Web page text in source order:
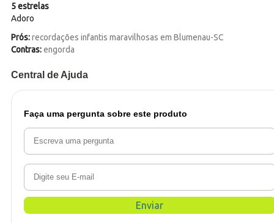
5 estrelas
Adoro
Prós:recordações infantis maravilhosas em Blumenau-SC
Contras:engorda
Central de Ajuda
Faça uma pergunta sobre este produto
Enviar